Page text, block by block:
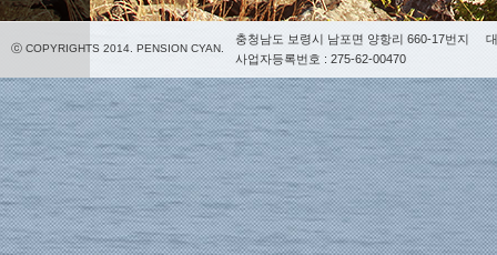
ⓒ COPYRIGHTS 2014. PENSION CYAN.
충청남도 보령시 남포면 양항리 660-17번지
사업자등록번호 : 275-62-00470